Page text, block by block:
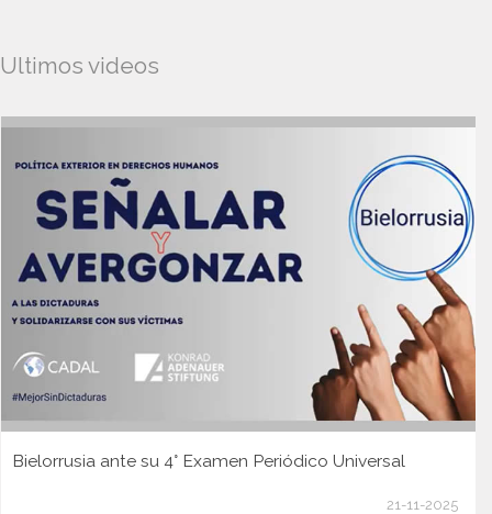
Ultimos videos
Bielorrusia ante su 4° Examen Periódico Universal
21-11-2025